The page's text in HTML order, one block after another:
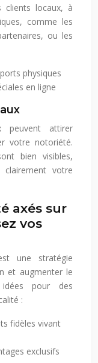
clients locaux, à
comme les
ou les
physiques
en ligne
peuvent attirer
votre notoriété.
bien visibles,
clairement votre
axés sur
vos
une stratégie
et augmenter le
idées pour des
:
fidèles vivant
exclusifs